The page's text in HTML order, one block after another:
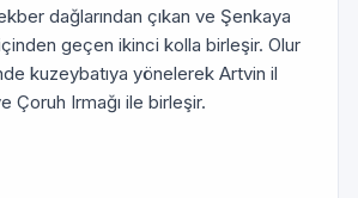
dağlarından çıkan ve Şenkaya
geçen ikinci kolla birleşir. Olur
kuzeybatıya yönelerek Artvin il
Çoruh Irmağı ile birleşir.